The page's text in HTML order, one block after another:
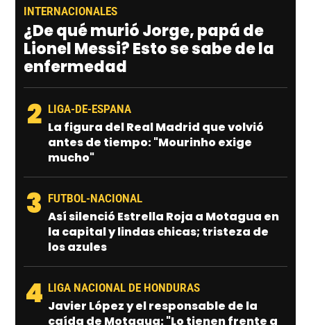
INTERNACIONALES
¿De qué murió Jorge, papá de
Lionel Messi? Esto se sabe de la
enfermedad
2 LIGA-DE-ESPANA
La figura del Real Madrid que volvió
antes de tiempo: "Mourinho exige
mucho"
3 FUTBOL-NACIONAL
Así silenció Estrella Roja a Motagua en
la capital y lindas chicas; tristeza de
los azules
4 LIGA NACIONAL DE HONDURAS
Javier López y el responsable de la
caída de Motagua: "Lo tienen frente a